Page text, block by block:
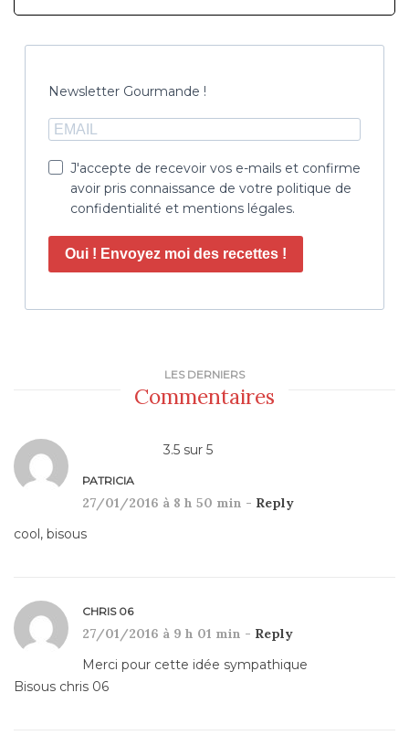
Newsletter Gourmande !
J'accepte de recevoir vos e-mails et confirme
avoir pris connaissance de votre politique de
confidentialité et mentions légales.
Oui ! Envoyez moi des recettes !
LES DERNIERS
Commentaires
3.5 sur 5
PATRICIA
27/01/2016 à 8 h 50 min - Reply
cool, bisous
CHRIS 06
27/01/2016 à 9 h 01 min - Reply
Merci pour cette idée sympathique
Bisous chris 06